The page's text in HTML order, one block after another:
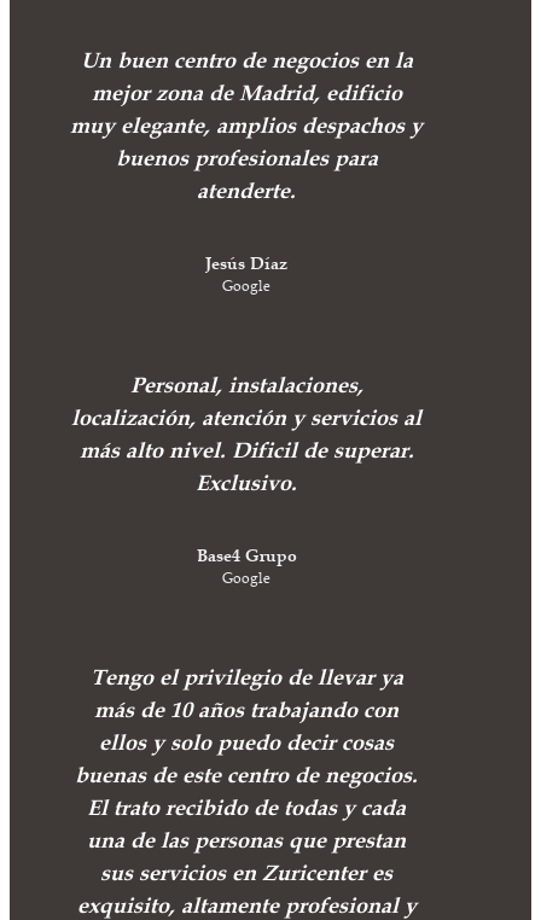
Un buen centro de negocios en la
mejor zona de Madrid, edificio
muy elegante, amplios despachos y
buenos profesionales para
atenderte.
Jesús Díaz
Google
Personal, instalaciones,
localización, atención y servicios al
más alto nivel. Dificil de superar.
Exclusivo.
Base4 Grupo
Google
Tengo el privilegio de llevar ya
más de 10 años trabajando con
ellos y solo puedo decir cosas
buenas de este centro de negocios.
El trato recibido de todas y cada
una de las personas que prestan
sus servicios en Zuricenter es
exquisito, altamente profesional y